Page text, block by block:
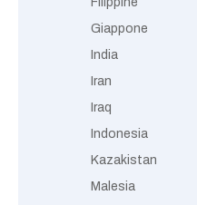
Giappone
India
Iran
Iraq
Indonesia
Kazakistan
Malesia